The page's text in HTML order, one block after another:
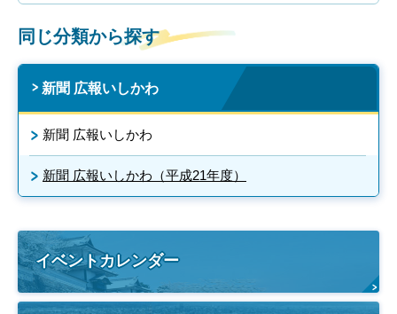
同じ分類から探す
新聞 広報いしかわ
新聞 広報いしかわ
新聞 広報いしかわ（平成21年度）
イベントカレンダー